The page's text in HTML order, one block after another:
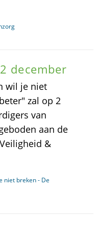
december
wil je niet
zal op 2
van
aan de
&
niet breken - De